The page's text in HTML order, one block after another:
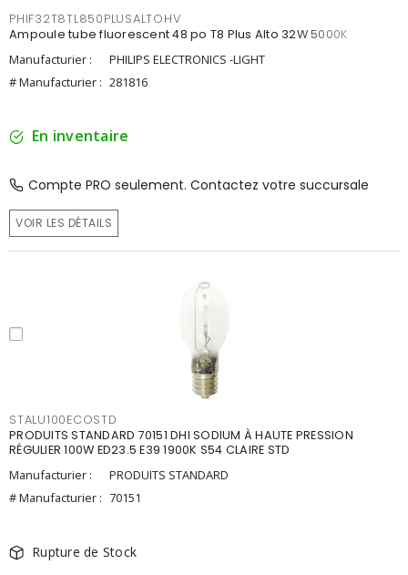
PHIF32T8TL850PLUSALTOHV
Ampoule tube fluorescent 48 po T8 Plus Alto 32W 5000K
Manufacturier :
PHILIPS ELECTRONICS -LIGHT
# Manufacturier : 281816
En inventaire
Compte PRO seulement. Contactez votre succursale
VOIR LES DÉTAILS
STALU100ECOSTD
PRODUITS STANDARD 70151 DHI SODIUM À HAUTE PRESSION
RÉGULIER 100W ED23.5 E39 1900K S54 CLAIRE STD
Manufacturier :
PRODUITS STANDARD
# Manufacturier : 70151
Rupture de Stock